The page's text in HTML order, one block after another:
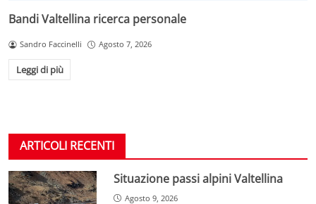
Bandi Valtellina ricerca personale
Sandro Faccinelli Agosto 7, 2026
Leggi di più
ARTICOLI RECENTI
Situazione passi alpini Valtellina
Agosto 9, 2026